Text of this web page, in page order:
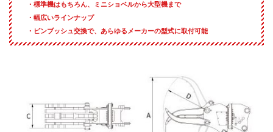
標準機はもちろん、ミニショベルから大型機まで
幅広いラインナップ
ピンブッシュ交換で、あらゆるメーカーの型式に取付可能